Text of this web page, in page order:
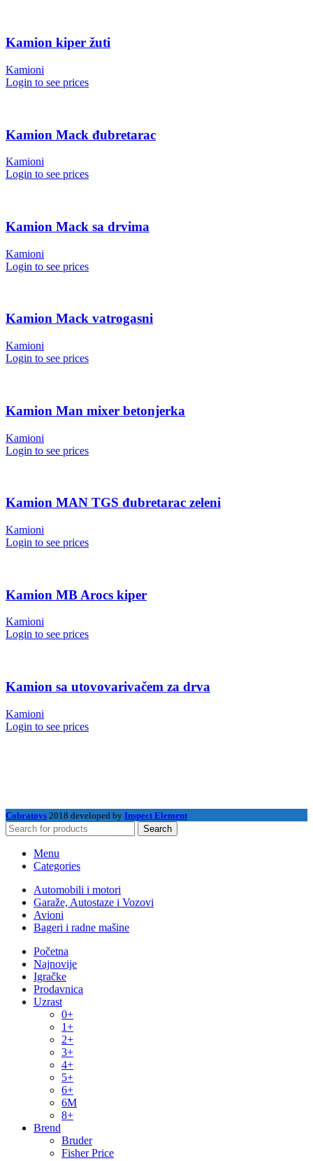
Kamion kiper žuti
Kamioni
Login to see prices
Kamion Mack đubretarac
Kamioni
Login to see prices
Kamion Mack sa drvima
Kamioni
Login to see prices
Kamion Mack vatrogasni
Kamioni
Login to see prices
Kamion Man mixer betonjerka
Kamioni
Login to see prices
Kamion MAN TGS đubretarac zeleni
Kamioni
Login to see prices
Kamion MB Arocs kiper
Kamioni
Login to see prices
Kamion sa utovovarivačem za drva
Kamioni
Login to see prices
Cobratoys 2018 developed by Inspect Element
Search
Menu
Categories
Automobili i motori
Garaže, Autostaze i Vozovi
Avioni
Bageri i radne mašine
Početna
Najnovije
Igračke
Prodavnica
Uzrast
0+
1+
2+
3+
4+
5+
6+
6M
8+
Brend
Bruder
Fisher Price